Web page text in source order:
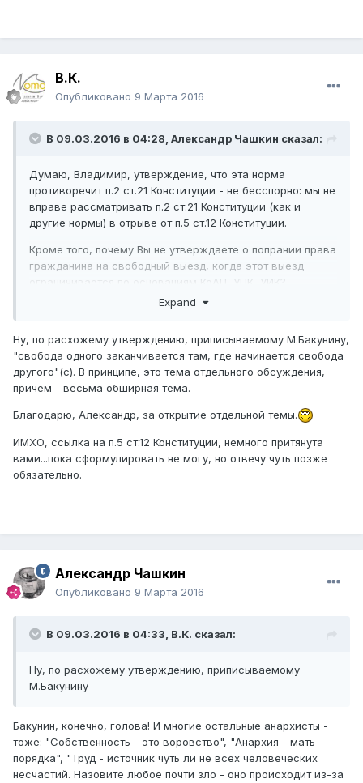
В.К.
Опубликовано 9 Марта 2016
В 09.03.2016 в 04:28, Александр Чашкин сказал:
Думаю, Владимир, утверждение, что эта норма
противоречит п.2 ст.21 Конституции - не бесспорно: мы не
вправе рассматривать п.2 ст.21 Конституции (как и
другие нормы) в отрыве от п.5 ст.12 Конституции.
Кроме того, почему Вы не утверждаете о попрании права
гражданина на свободный выезд, когда этот выезд
ограничивается по основаниям КоАП, УПК, УИК?
Expand
Ну, по расхожему утверждению, приписываемому М.Бакунину,
"свобода одного заканчивается там, где начинается свобода
другого"(с). В принципе, это тема отдельного обсуждения,
причем - весьма обширная тема.
Благодарю, Александр, за открытие отдельной темы.
ИМХО, ссылка на п.5 ст.12 Конституции, немного притянута
вами...пока сформулировать не могу, но отвечу чуть позже
обязательно.
Александр Чашкин
Опубликовано 9 Марта 2016
В 09.03.2016 в 04:33, В.К. сказал:
Ну, по расхожему утверждению, приписываемому
М.Бакунину
Бакунин, конечно, голова! И многие остальные анархисты -
тоже: "Собственность - это воровство", "Анархия - мать
порядка", "Труд - источник чуть ли не всех человеческих
несчастий. Назовите любое почти зло - оно происходит из-за